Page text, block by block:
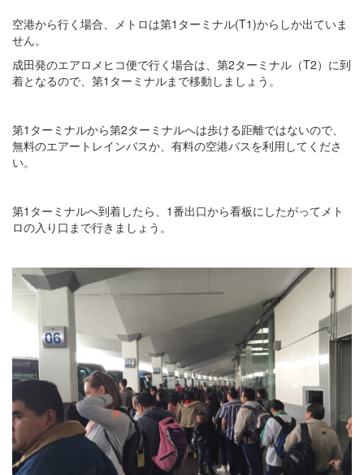
空港から行く場合、メトロは第1ターミナル(T1)からしか出ていま
せん。
成田発のエアロメヒコ便で行く場合は、第2ターミナル（T2）に到
着となるので、第1ターミナルまで移動しましょう。
第1ターミナルから第2ターミナルへは歩ける距離ではないので、
無料のエアートレインバスか、有料の空港バスを利用してくださ
い。
第1ターミナルへ到着したら、1番出口から看板にしたがってメト
ロの入り口まで行きましょう。